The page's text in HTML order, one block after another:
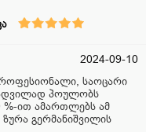
2024-09-10
საოცარი
პოულობს
%-ით ამართლებს ამ
გერმანიშვილის